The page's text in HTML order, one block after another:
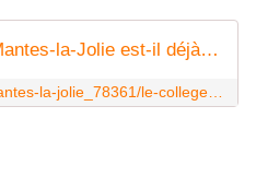
Le collège innovant de Mantes-la-Jolie est-il déjà dépassé ?